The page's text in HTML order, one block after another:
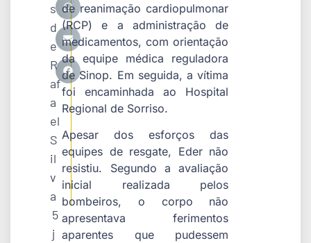
s
d
e
R
af
a
el
S
il
v
a
5
j
de reanimação cardiopulmonar
(RCP) e a administração de
medicamentos, com orientação
da equipe médica reguladora
de Sinop. Em seguida, a vítima
foi encaminhada ao Hospital
Regional de Sorriso.
Apesar dos esforços das
equipes de resgate, Eder não
resistiu. Segundo a avaliação
inicial realizada pelos
bombeiros, o corpo não
apresentava ferimentos
aparentes que pudessem